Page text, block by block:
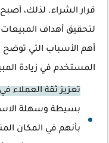
قرار الشراء. لذلك،
لتحقيق أهداف المبيعات
أهم الأسباب التي
المستخدم في زيادة
تعزيز ثقة العملاء
بسيطة وسهلة
بأنهم في المكان